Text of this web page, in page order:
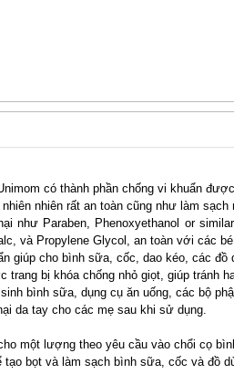
có thành phần chống vi khuẩn
nhiên rất an toàn cũng như làm
như Paraben, Phenoxyethanol or
và Propylene Glycol, an toàn với các
giúp cho bình sữa, cốc, dao kéo, các
trang bị khóa chống nhỏ giọt, giúp tránh
bình sữa, dụng cụ ăn uống, các bộ
da tay cho các mẹ sau khi sử dụng.
một lượng theo yêu cầu vào chổi cọ
tạo bọt và làm sạch bình sữa, cốc và đồ